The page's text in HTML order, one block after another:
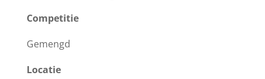
Competitie
Gemengd
Locatie